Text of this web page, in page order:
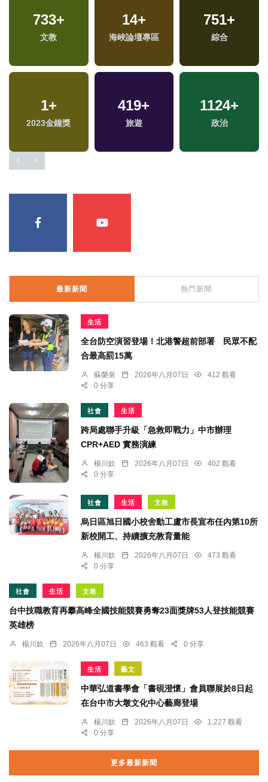
733+
文教
14+
海峽論壇專區
751+
綜合
1+
2023金鐘獎
419+
旅遊
1124+
政治
最新新聞 熱門新聞
生活
全台防空演習登場！北港警超前部署 民眾不配
合最高罰15萬
蘇榮泉 2026年八月07日
412 觀看
0 分享
社會 生活
跨局處聯手升級「急救即戰力」中市辦理
CPR+AED 實務演練
楊川欽 2026年八月07日
402 觀看
0 分享
社會 生活 文教
烏日區旭日國小校舍動工盧市長宣布任內第10所
新校開工、持續擴充教育量能
楊川欽 2026年八月07日
473 觀看
0 分享
社會 生活 文教
台中技職教育再攀高峰全國技能競賽勇奪23面獎牌53人登技能競賽
英雄榜
楊川欽 2026年八月07日 463 觀看 0 分享
生活 藝文
中華弘道書學會「書硯澄懷」會員聯展於8日起
在台中市大墩文化中心藝廊登場
楊川欽 2026年八月07日
1,227 觀看
0 分享
更多最新新聞